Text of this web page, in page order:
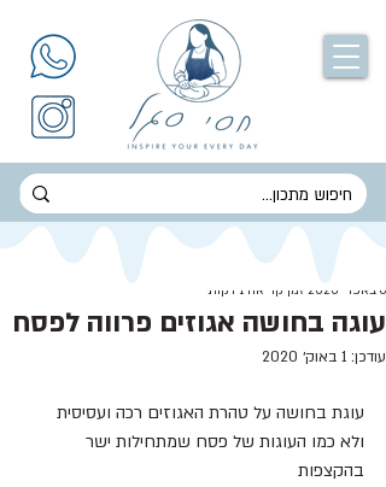
עוגה בחושה אגוזים פרווה לפסח
6 באפר׳ 2020
זמן קריאה 1 דקות
עודכן: 1 באוק׳ 2020
עוגת בחושה על טהרת האגוזים רכה ועסיסית
ולא כמו העוגות של פסח שמתחילות ישר
בהקצפות